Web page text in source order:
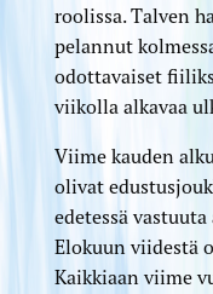
roolissa. Talven
pelannut
odottavaiset
viikolla alkavaa
Viime kauden
olivat
edetessä vastuuta
Elokuun viidestä
Kaikkiaan viime